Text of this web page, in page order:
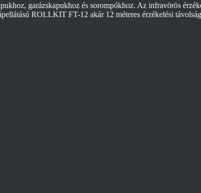
garázskapukhoz és sorompókhoz. Az infravörös
ROLLKIT FT-12 akár 12 méteres érzékelési